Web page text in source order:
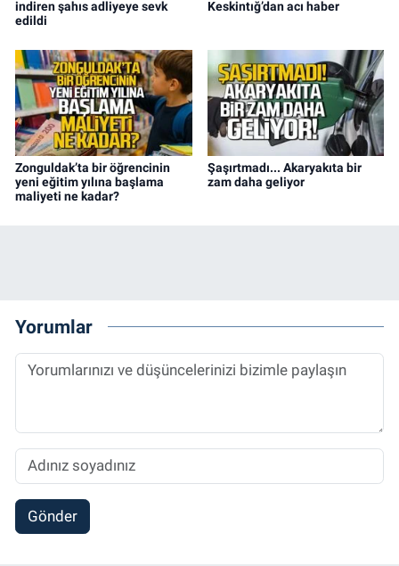
indiren şahıs adliyeye sevk
edildi
Keskintığ’dan acı haber
Zonguldak’ta bir öğrencinin
yeni eğitim yılına başlama
maliyeti ne kadar?
Şaşırtmadı... Akaryakıta bir
zam daha geliyor
Yorumlar
Gönder